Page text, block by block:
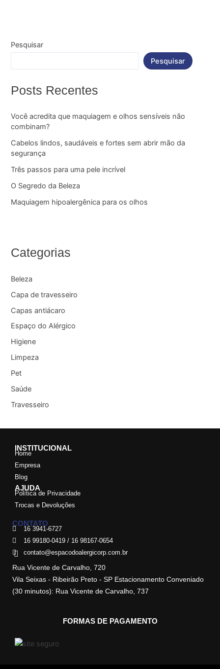
Pesquisar
Pesquisar
Posts Recentes
Você acredita que maquiagem e olhos sensíveis não
combinam?
Cabelos lindos, saudáveis e fortes sem abrir mão da
segurança
Três passos para uma pele incrível
O Segredo da Beleza
Maquiagem hipoalergênica para os olhos
Categorias
Beleza
Capa de travesseiro
Capas antiácaro
Espaço do Alérgico
Higiene
Limpeza
Pet
Saúde
Travesseiro
INSTITUCIONAL
Home
Empresa
Blog
AJUDA
Política de Privacidade
Trocas e Devoluções
CONTATO
16 3941-6727
16 99180-0419 / 16 98167-0654
contato@espacodoalergicorp.com.br
Rua Vicente de Carvalho, 720
Vila Seixas - Ribeirão Preto - SP Estacionamento Conveniado
(30 minutos): Rua Vicente de Carvalho, 737
FORMAS DE PAGAMENTO